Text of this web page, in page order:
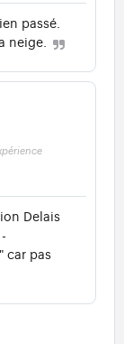
passé.
neige.
Delais
car pas